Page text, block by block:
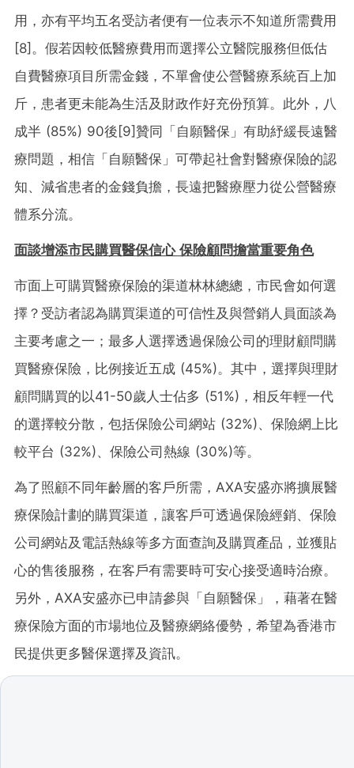
用，亦有平均五名受訪者便有一位表示不知道所需費用
[8] 。假若因較低醫療費用而選擇公立醫院服務但低估
自費醫療項目所需金錢，不單會使公營醫療系統百上加
斤，患者更未能為生活及財政作好充份預算。此外，八
成半 (85%) 90後 [9]贊同「自願醫保」有助紓緩長遠醫
療問題，相信「自願醫保」可帶起社會對醫療保險的認
知、減省患者的金錢負擔，長遠把醫療壓力從公營醫療
體系分流。
面談增添市民購買醫保信心 保險顧問擔當重要角色
市面上可購買醫療保險的渠道林林總總，市民會如何選
擇？受訪者認為購買渠道的可信性及與營銷人員面談為
主要考慮之一；最多人選擇透過保險公司的理財顧問購
買醫療保險，比例接近五成 (45%)。其中，選擇與理財
顧問購買的以41-50歲人士佔多 (51%)，相反年輕一代
的選擇較分散，包括保險公司網站 (32%)、保險網上比
較平台 (32%)、保險公司熱線 (30%)等。
為了照顧不同年齡層的客戶所需，AXA安盛亦將擴展醫
療保險計劃的購買渠道，讓客戶可透過保險經銷、保險
公司網站及電話熱線等多方面查詢及購買產品，並獲貼
心的售後服務，在客戶有需要時可安心接受適時治療。
另外，AXA安盛亦已申請參與「自願醫保」，藉著在醫
療保險方面的市場地位及醫療網絡優勢，希望為香港市
民提供更多醫保選擇及資訊。